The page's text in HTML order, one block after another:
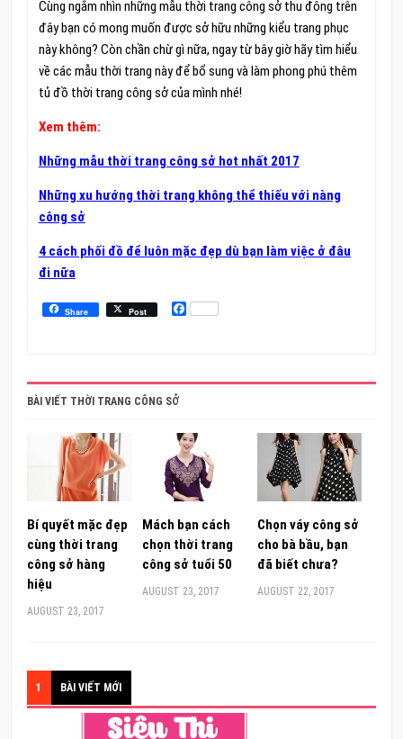
Cùng ngắm nhìn những mẫu thời trang công sở thu đông trên
đây bạn có mong muốn được sở hữu những kiểu trang phục
này không? Còn chần chừ gì nữa, ngay từ bây giờ hãy tìm hiểu
về các mẫu thời trang này để bổ sung và làm phong phú thêm
tủ đồ thời trang công sở của mình nhé!
Xem thêm:
Những mẫu thời trang công sở hot nhất 2017
Những xu hướng thời trang không thể thiếu với nàng
công sở
4 cách phối đồ để luôn mặc đẹp dù bạn làm việc ở đâu
đi nữa
Share Post Facebook
BÀI VIẾT THỜI TRANG CÔNG SỞ
Bí quyết mặc đẹp
cùng thời trang
công sở hàng
hiệu
AUGUST 23, 2017
Mách bạn cách
chọn thời trang
công sở tuổi 50
AUGUST 23, 2017
Chọn váy công sở
cho bà bầu, bạn
đã biết chưa?
AUGUST 22, 2017
1 BÀI VIẾT MỚI